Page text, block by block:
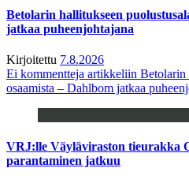
Betolarin hallitukseen
jatkaa puheenjohtajana
Kirjoitettu 7.8.2026
Ei kommentteja artikkeliin Betolarin
osaamista – Dahlbom jatkaa
VRJ:lle Väyläviraston tieurakka
parantaminen jatkuu